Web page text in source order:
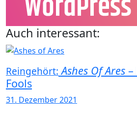
Auch interessant:
Reingehört: Ashes Of Ares –
Fools
31. Dezember 2021